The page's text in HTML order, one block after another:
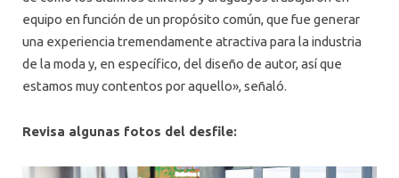
equipo en función de un propósito común, que fue generar
una experiencia tremendamente atractiva para la industria
de la moda y, en específico, del diseño de autor, así que
estamos muy contentos por aquello», señaló.
Revisa algunas fotos del desfile: